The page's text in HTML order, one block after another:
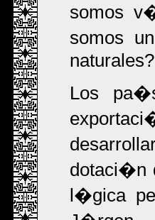
somos
somos
naturales?
Los
dotaci�n
l�gica